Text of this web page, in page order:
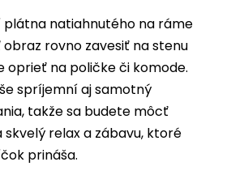
natiahnutého na ráme
rovno zavesiť na stenu
oprieť na poličke či komode.
spríjemní aj samotný
takže sa budete môcť
relax a zábavu, ktoré
prináša.